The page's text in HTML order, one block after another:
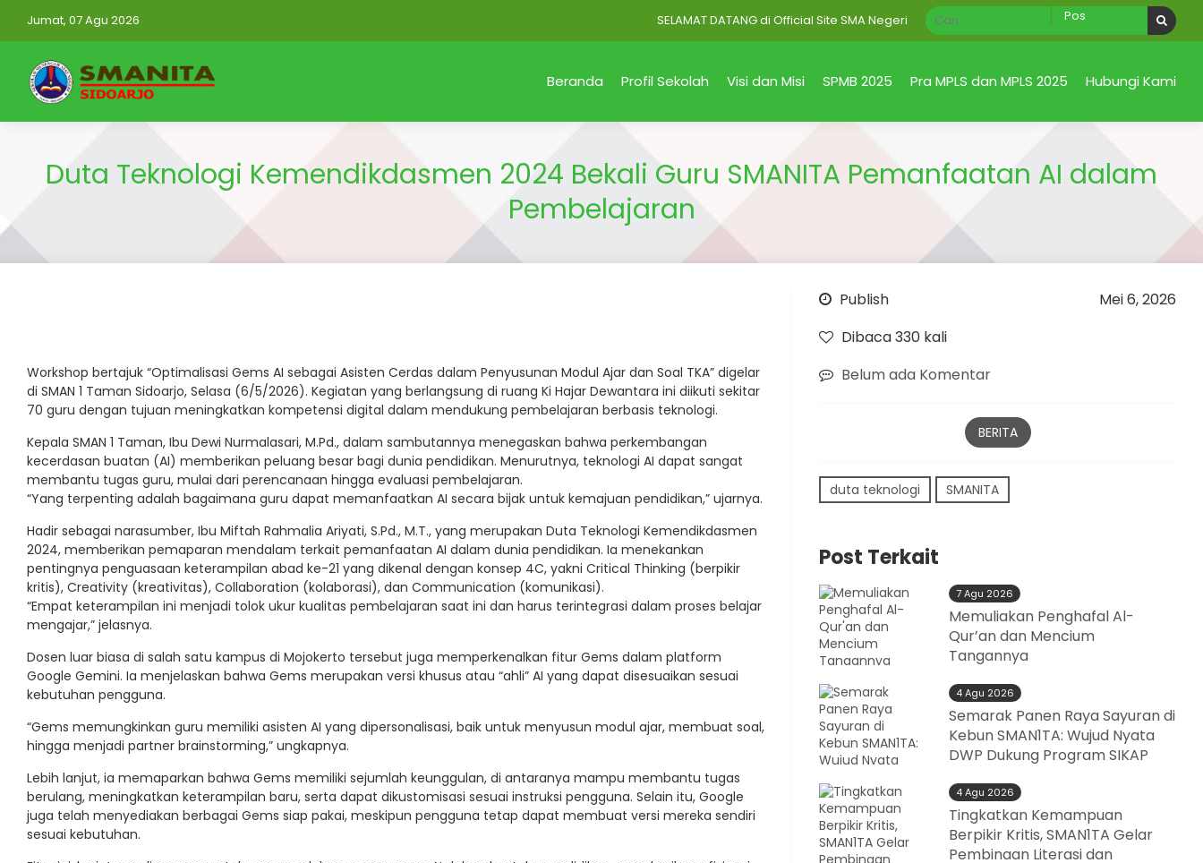
Jumat, 07 Agu 2026 SELAMAT DATANG di Official Site SMA Negeri 1 Taman Sidoarjo Jawa Timur
Beranda Profil Sekolah Visi dan Misi SPMB 2025 Pra MPLS dan MPLS 2025 Hubungi Kami
Duta Teknologi Kemendikdasmen 2024 Bekali Guru SMANITA Pemanfaatan AI dalam
Pembelajaran
Workshop bertajuk “Optimalisasi Gems AI sebagai Asisten Cerdas dalam Penyusunan Modul Ajar dan Soal TKA” digelar
di SMAN 1 Taman Sidoarjo, Selasa (6/5/2026). Kegiatan yang berlangsung di ruang Ki Hajar Dewantara ini diikuti sekitar
70 guru dengan tujuan meningkatkan kompetensi digital dalam mendukung pembelajaran berbasis teknologi.
Kepala SMAN 1 Taman, Ibu Dewi Nurmalasari, M.Pd., dalam sambutannya menegaskan bahwa perkembangan
kecerdasan buatan (AI) memberikan peluang besar bagi dunia pendidikan. Menurutnya, teknologi AI dapat sangat
membantu tugas guru, mulai dari perencanaan hingga evaluasi pembelajaran.
“Yang terpenting adalah bagaimana guru dapat memanfaatkan AI secara bijak untuk kemajuan pendidikan,” ujarnya.
Hadir sebagai narasumber, Ibu Miftah Rahmalia Ariyati, S.Pd., M.T., yang merupakan Duta Teknologi Kemendikdasmen
2024, memberikan pemaparan mendalam terkait pemanfaatan AI dalam dunia pendidikan. Ia menekankan
pentingnya penguasaan keterampilan abad ke-21 yang dikenal dengan konsep 4C, yakni Critical Thinking (berpikir
kritis), Creativity (kreativitas), Collaboration (kolaborasi), dan Communication (komunikasi).
“Empat keterampilan ini menjadi tolok ukur kualitas pembelajaran saat ini dan harus terintegrasi dalam proses belajar
mengajar,” jelasnya.
Dosen luar biasa di salah satu kampus di Mojokerto tersebut juga memperkenalkan fitur Gems dalam platform
Google Gemini. Ia menjelaskan bahwa Gems merupakan versi khusus atau “ahli” AI yang dapat disesuaikan sesuai
kebutuhan pengguna.
“Gems memungkinkan guru memiliki asisten AI yang dipersonalisasi, baik untuk menyusun modul ajar, membuat soal,
hingga menjadi partner brainstorming,” ungkapnya.
Lebih lanjut, ia memaparkan bahwa Gems memiliki sejumlah keunggulan, di antaranya mampu membantu tugas
berulang, meningkatkan keterampilan baru, serta dapat dikustomisasi sesuai instruksi pengguna. Selain itu, Google
juga telah menyediakan berbagai Gems siap pakai, meskipun pengguna tetap dapat membuat versi mereka sendiri
sesuai kebutuhan.
Publish
Mei 6, 2026
Dibaca 330 kali
Belum ada Komentar
BERITA
duta teknologi SMANITA
Post Terkait
7 Agu 2026
Memuliakan Penghafal Al-
Qur’an dan Mencium
Tangannya
4 Agu 2026
Semarak Panen Raya Sayuran di
Kebun SMAN1TA: Wujud Nyata
DWP Dukung Program SIKAP
4 Agu 2026
Tingkatkan Kemampuan
Berpikir Kritis, SMAN1TA Gelar
Pembinaan Literasi dan